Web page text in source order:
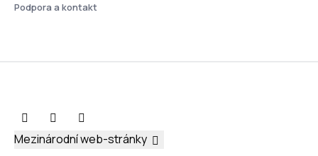
Podpora a kontakt
Mezinárodní web-stránky